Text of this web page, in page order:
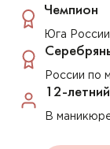
Чемпион
Юга
России по
12-
В